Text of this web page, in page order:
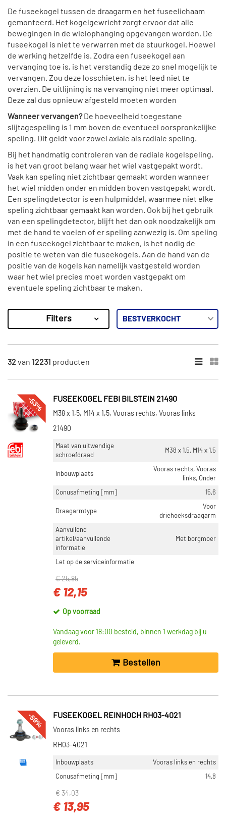
De fuseekogel tussen de draagarm en het fuseelichaam
gemonteerd. Het kogelgewricht zorgt ervoor dat alle
bewegingen in de wielophanging opgevangen worden. De
fuseekogel is niet te verwarren met de stuurkogel. Hoewel
de werking hetzelfde is. Zodra een fuseekogel aan
vervanging toe is, is het verstandig deze zo snel mogelijk te
vervangen. Zou deze losschieten, is het leed niet te
overzien. De uitlijning is na vervanging niet meer optimaal.
Deze zal dus opnieuw afgesteld moeten worden
Wanneer vervangen?De hoeveelheid toegestane
slijtagespeling is 1 mm boven de eventueel oorspronkelijke
speling. Dit geldt voor zowel axiale als radiale speling.
Bij het handmatig controleren van de radiale kogelspeling,
is het van groot belang waar het wiel vastgepakt wordt.
Vaak kan speling niet zichtbaar gemaakt worden wanneer
het wiel midden onder en midden boven vastgepakt wordt.
Een spelingdetector is een hulpmiddel, waarmee niet elke
speling zichtbaar gemaakt kan worden. Ook bij het gebruik
van een spelingdetector, blijft het dan ook noodzakelijk om
met de hand te voelen of er speling aanwezig is. Om speling
in een fuseekogel zichtbaar te maken, is het nodig de
positie te weten van die fuseekogels. Aan de hand van de
positie van de kogels kan namelijk vastgesteld worden
waar het wiel precies moet worden vastgepakt om
eventuele speling zichtbaar te maken.
Resultaten
×
ABS (549)
Nipparts (63)
TRW (427)
CATEGORIEËN
Fuseekogel reparatieset (34)
Borgplaat fuseekogel (26)
Spoorstangeind / Stuurkogel (9)
INBOUWPLAATS
Vooras rechts (3883)
Onder (3630)
Vooras (1492)
VOORRAAD
Niet op voorraad (6352)
Op voorraad (5879)
Filters
32van 12231 producten
-53% FUSEEKOGEL FEBI BILSTEIN 21490
M38 x 1,5, M14 x 1,5, Vooras rechts, Vooras links
21490
Maat van uitwendige
schroefdraad
M38 x 1,5, M14 x 1,5
Inbouwplaats
Vooras rechts, Vooras
links, Onder
Conusafmeting [mm]
15,6
Draagarmtype
Voor
driehoeksdraagarm
Aanvullend
artikel/aanvullende
informatie
Met borgmoer
Let op de serviceinformatie
€ 25,85
€ 12,15
Op voorraad
Vandaag voor 18:00 besteld, binnen 1 werkdag bij u
geleverd.
Bestellen
-59% FUSEEKOGEL REINHOCH RH03-4021
Vooras links en rechts
RH03-4021
Inbouwplaats
Vooras links en rechts
Conusafmeting [mm]
14,8
€ 34,03
€ 13,95